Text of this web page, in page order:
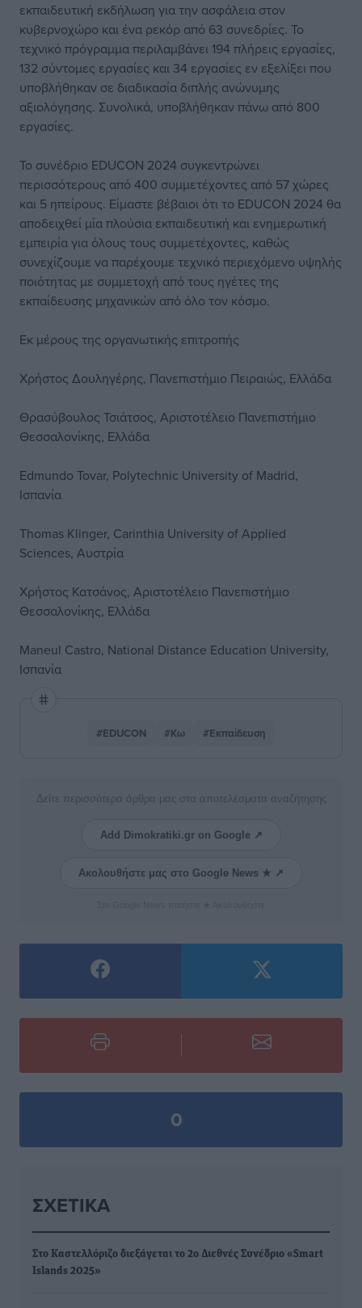
εκπαιδευτική εκδήλωση για την ασφάλεια στον
κυβερνοχώρο και ένα ρεκόρ από 63 συνεδρίες. Το
τεχνικό πρόγραμμα περιλαμβάνει 194 πλήρεις εργασίες,
132 σύντομες εργασίες και 34 εργασίες εν εξελίξει που
υποβλήθηκαν σε διαδικασία διπλής ανώνυμης
αξιολόγησης. Συνολικά, υποβλήθηκαν πάνω από 800
εργασίες.
Το συνέδριο EDUCON 2024 συγκεντρώνει
περισσότερους από 400 συμμετέχοντες από 57 χώρες
και 5 ηπείρους. Είμαστε βέβαιοι ότι το EDUCON 2024 θα
αποδειχθεί μία πλούσια εκπαιδευτική και ενημερωτική
εμπειρία για όλους τους συμμετέχοντες, καθώς
συνεχίζουμε να παρέχουμε τεχνικό περιεχόμενο υψηλής
ποιότητας με συμμετοχή από τους ηγέτες της
εκπαίδευσης μηχανικών από όλο τον κόσμο.
Εκ μέρους της οργανωτικής επιτροπής
Χρήστος Δουληγέρης, Πανεπιστήμιο Πειραιώς, Ελλάδα
Θρασύβουλος Τσιάτσος, Αριστοτέλειο Πανεπιστήμιο
Θεσσαλονίκης, Ελλάδα
Edmundo Tovar, Polytechnic University of Madrid,
Ισπανία
Thomas Klinger, Carinthia University of Applied
Sciences, Αυστρία
Χρήστος Κατσάνος, Αριστοτέλειο Πανεπιστήμιο
Θεσσαλονίκης, Ελλάδα
Maneul Castro, National Distance Education University,
Ισπανία
#EDUCON #Κω #Εκπαίδευση
Δείτε περισσότερα άρθρα μας στα αποτελέσματα αναζήτησης
Add Dimokratiki.gr on Google ↗
Ακολουθήστε μας στο Google News ★ ↗
0
ΣΧΕΤΙΚΆ
Στο Καστελλόριζο διεξάγεται το 2ο Διεθνές Συνέδριο «Smart
Islands 2025»